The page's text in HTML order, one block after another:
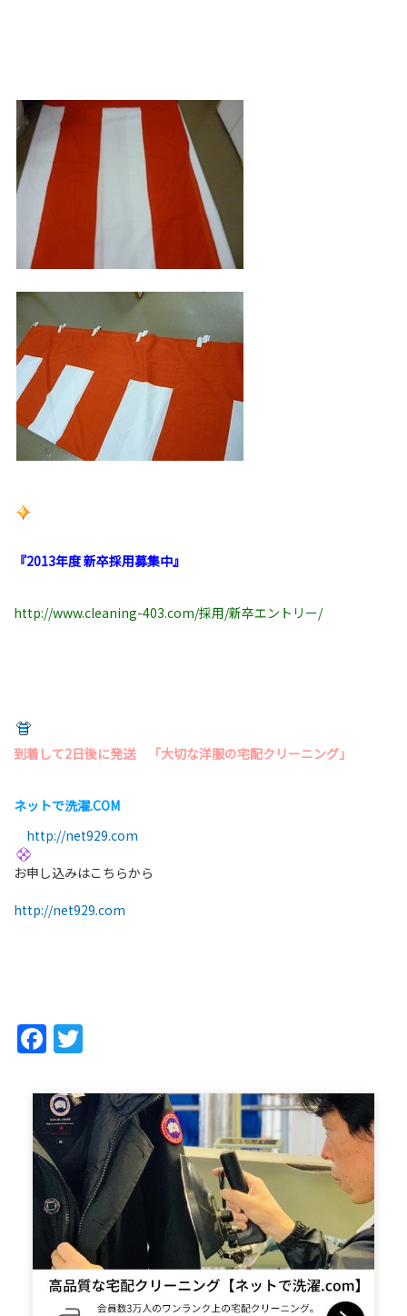
『2013年度 新卒採用募集中』
http://www.cleaning-403.com/採用/新卒エントリー/
到着して2日後に発送 「大切な洋服の宅配クリーニング」
ネットで洗濯.COM
http://net929.com
お申し込みはこちらから
http://net929.com
Facebook